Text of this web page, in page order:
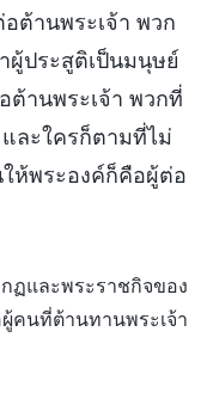
ต้านพระเจ้า พวก
ผู้ประสูติเป็นมนุษย์
ต้านพระเจ้า พวกที่
ละใครก็ตามที่ไม่
ห้พระองค์ก็คือผู้ต่อ
ฏและพระราชกิจของ
คนที่ต้านทานพระเจ้า